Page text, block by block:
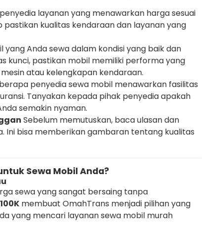
layanan yang menawarkan harga sesuai
kualitas kendaraan dan layanan yang
yang Anda sewa dalam kondisi yang baik dan
kunci, pastikan mobil memiliki performa yang
atau kelengkapan kendaraan.
penyedia sewa mobil menawarkan fasilitas
Tanyakan kepada pihak penyedia apakah
semakin nyaman.
Sebelum memutuskan, baca ulasan dan
Ini bisa memberikan gambaran tentang kualitas
Sewa Mobil Anda?
sewa yang sangat bersaing tanpa
100K membuat OmahTrans menjadi pilihan yang
yang mencari layanan sewa mobil murah